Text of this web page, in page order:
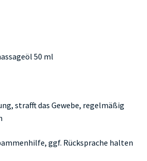
50 ml
strafft das Gewebe, regelmäßig
ggf. Rücksprache halten